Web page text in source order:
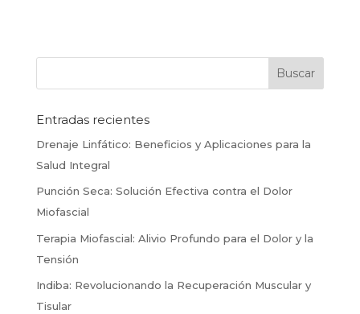
Entradas recientes
Drenaje Linfático: Beneficios y Aplicaciones para la
Salud Integral
Punción Seca: Solución Efectiva contra el Dolor
Miofascial
Terapia Miofascial: Alivio Profundo para el Dolor y la
Tensión
Indiba: Revolucionando la Recuperación Muscular y
Tisular